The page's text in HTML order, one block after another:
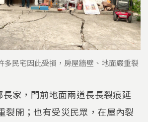
多民宅因此受損，房屋牆壁、地面嚴重裂
家，門前地面兩道長長裂痕延
裂開；也有受災民眾，在屋內裂